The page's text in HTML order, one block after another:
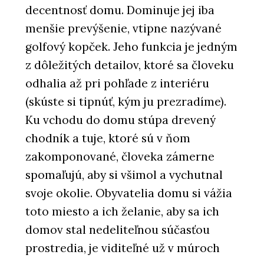
decentnosť domu. Dominuje jej iba
menšie prevýšenie, vtipne nazývané
golfový kopček. Jeho funkcia je jedným
z dôležitých detailov, ktoré sa človeku
odhalia až pri pohľade z interiéru
(skúste si tipnúť, kým ju prezradíme).
Ku vchodu do domu stúpa drevený
chodník a tuje, ktoré sú v ňom
zakomponované, človeka zámerne
spomaľujú, aby si všimol a vychutnal
svoje okolie. Obyvatelia domu si vážia
toto miesto a ich želanie, aby sa ich
domov stal nedeliteľnou súčasťou
prostredia, je viditeľné už v múroch